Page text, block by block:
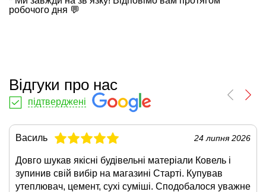
робочого дня 💬
Відгуки про нас
підтверджені
Василь 24 липня 2026
Довго шукав якісні будівельні матеріали Ковель і
зупинив свій вибір на магазині Старті. Купував
утеплювач, цемент, сухі суміші. Сподобалося уважне